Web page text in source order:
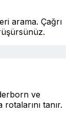
arama. Çağrı
ve
tanır.